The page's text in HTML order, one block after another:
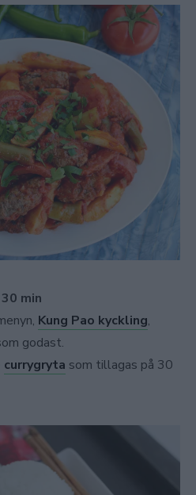
min
Kung Pao kyckling,
godast.
currygryta som tillagas på 30